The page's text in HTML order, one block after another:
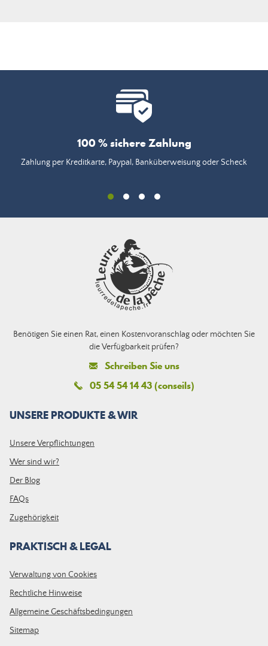
100 % sichere Zahlung
Zahlung per Kreditkarte, Paypal, Banküberweisung oder Scheck
Benötigen Sie einen Rat, einen Kostenvoranschlag oder möchten Sie
die Verfügbarkeit prüfen?
Schreiben Sie uns
05 54 54 14 43 (conseils)
UNSERE PRODUKTE & WIR
Unsere Verpflichtungen
Wer sind wir?
Der Blog
FAQs
Zugehörigkeit
PRAKTISCH & LEGAL
Verwaltung von Cookies
Rechtliche Hinweise
Allgemeine Geschäftsbedingungen
Sitemap